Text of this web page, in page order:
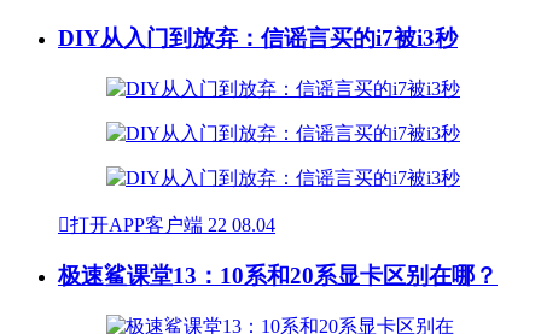
DIY从入门到放弃：信谣言买的i7被i3秒
打开APP客户端 22 08.04
极速鲨课堂13：10系和20系显卡区别在哪？